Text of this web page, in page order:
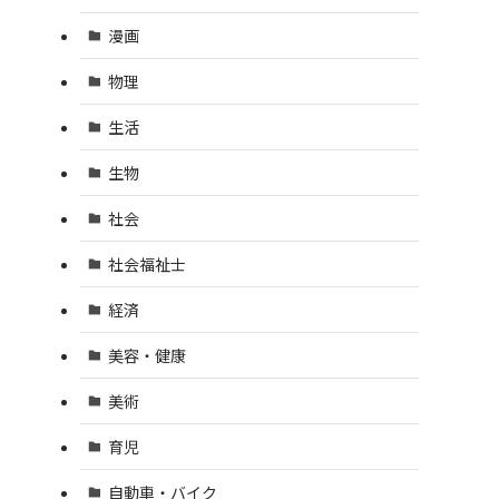
漫画
物理
生活
生物
社会
社会福祉士
経済
美容・健康
美術
育児
自動車・バイク